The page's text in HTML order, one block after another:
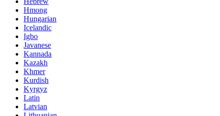
Hmong
Hungarian
Icelandic
Igbo
Javanese
Kannada
Kazakh
Khmer
Kurdish
Kyrgyz
Latin
Latvian